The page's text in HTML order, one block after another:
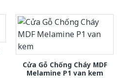
Cửa Gỗ Chống Cháy MDF
Melamine P1 van kem